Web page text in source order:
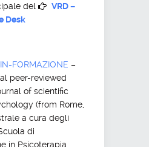
del
VRD –
Desk
FORMAZIONE –
peer-reviewed
of scientific
(from Rome,
a cura degli
di
in Psicoterapia